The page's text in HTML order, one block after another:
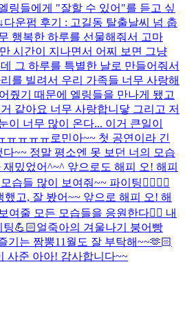
링들에게 "잘할 수 있어"를 듣고 싶
다운펌 후기 : 고길동 탈출날씨 넘 춥
행복한 하루를 선물해줘서 고마
시간이 지나면서 어찌 보면 그냥
그 하루를 특별한 날로 만들어줘서
를 빌려서 우리 가족들 너무 사랑해
줬기 때문에 엘링들을 만나게 됐고
같아요 너무 사랑합니닿 그리고 저
이 너무 많이 온다... 이거 큰일이
ㅠㅠㅠㅠ로민아~~ 첫 공연이라 긴
~~ 정말 평소엔 못 보던 너의 모습
밌었어^~^ 앞으로도 해피 오! 해피
들 많이 보여줘~~ 파이팅👍🏻👍🏻
고, 잘 봤어~~ 앞으로 해피 오! 해
여줄 모든 모습들을 응원한다👍🏻 내
팅💪🏻얼죽아의 겨울나기 붕어빵
기는 짬뽕11월도 잘 부탁해~~🫶🏻
사준 아아! 감사합니다~~